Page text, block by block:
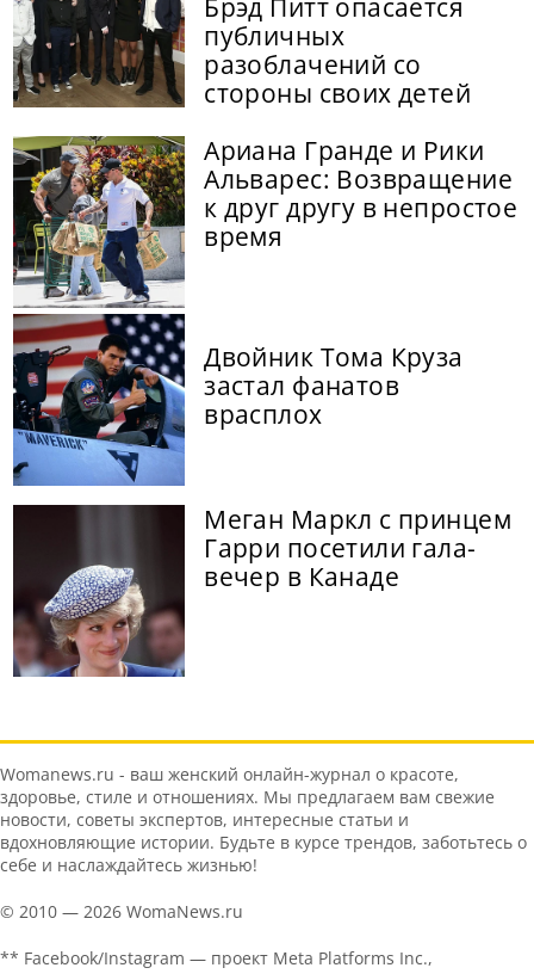
Брэд Питт опасается
публичных
разоблачений со
стороны своих детей
Ариана Гранде и Рики
Альварес: Возвращение
к друг другу в непростое
время
Двойник Тома Круза
застал фанатов
врасплох
Меган Маркл с принцем
Гарри посетили гала-
вечер в Канаде
Womanews.ru - ваш женский онлайн-журнал о красоте,
здоровье, стиле и отношениях. Мы предлагаем вам свежие
новости, советы экспертов, интересные статьи и
вдохновляющие истории. Будьте в курсе трендов, заботьтесь о
себе и наслаждайтесь жизнью!
© 2010 — 2026 WomaNews.ru
** Facebook/Instagram — проект Meta Platforms Inc.,